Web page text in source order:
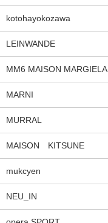
kotohayokozawa
LEINWANDE
MM6 MAISON MARGIELA
MARNI
MURRAL
MAISON KITSUNE
mukcyen
NEU_IN